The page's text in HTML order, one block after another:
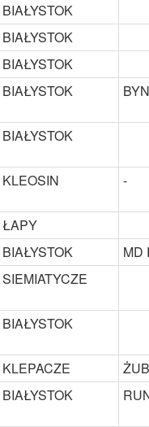
BIAŁYSTOK
BIAŁYSTOK
BIAŁYSTOK
BIAŁYSTOK
BIAŁYSTOK
KLEOSIN -
ŁAPY
BIAŁYSTOK
MD
SIEMIATYCZE
BIAŁYSTOK
KLEPACZE
BIAŁYSTOK